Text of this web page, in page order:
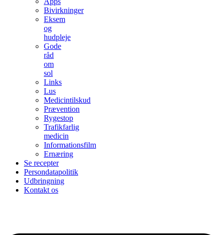
Bivirkninger
Eksem
og
hudpleje
Gode
råd
om
sol
Links
Lus
Medicintilskud
Prævention
Rygestop
Trafikfarlig
medicin
Informationsfilm
Ernæring
Se recepter
Persondatapolitik
Udbringning
Kontakt os